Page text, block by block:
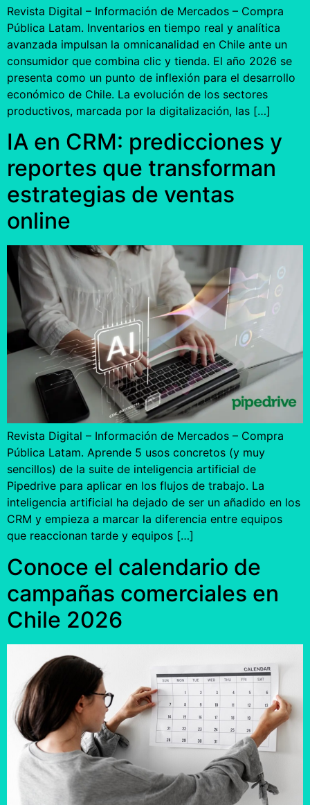
Revista Digital – Información de Mercados – Compra
Pública Latam. Inventarios en tiempo real y analítica
avanzada impulsan la omnicanalidad en Chile ante un
consumidor que combina clic y tienda. El año 2026 se
presenta como un punto de inflexión para el desarrollo
económico de Chile. La evolución de los sectores
productivos, marcada por la digitalización, las […]
IA en CRM: predicciones y
reportes que transforman
estrategias de ventas
online
Revista Digital – Información de Mercados – Compra
Pública Latam. Aprende 5 usos concretos (y muy
sencillos) de la suite de inteligencia artificial de
Pipedrive para aplicar en los flujos de trabajo. La
inteligencia artificial ha dejado de ser un añadido en los
CRM y empieza a marcar la diferencia entre equipos
que reaccionan tarde y equipos […]
Conoce el calendario de
campañas comerciales en
Chile 2026